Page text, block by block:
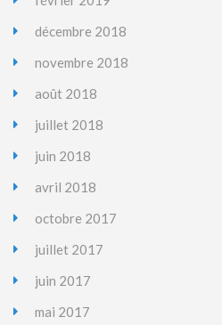
décembre 2018
novembre 2018
août 2018
juillet 2018
juin 2018
avril 2018
octobre 2017
juillet 2017
juin 2017
mai 2017